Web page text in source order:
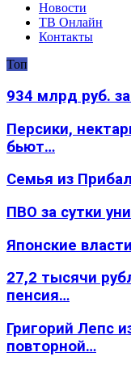
Новости
ТВ Онлайн
Контакты
Топ
934 млрд руб.
Персики,
бьют…
Семья из
ПВО за сутки
Японские
27,2 тысячи
пенсия…
Григорий Лепс
повторной…